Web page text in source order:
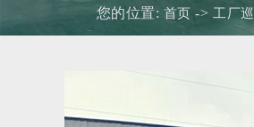
您的位置: 首页 -> 工厂